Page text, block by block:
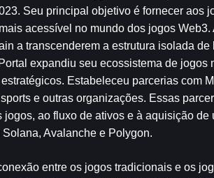
Seu principal objetivo é fornecer aos
acessível no mundo dos jogos
a transcenderem a estrutura isolada
expandiu seu ecossistema de jogos
Estabeleceu parcerias com
e outras organizações. Essas
jogos, ao fluxo de ativos e à aquisição
Avalanche e Polygon.
entre os jogos tradicionais e os